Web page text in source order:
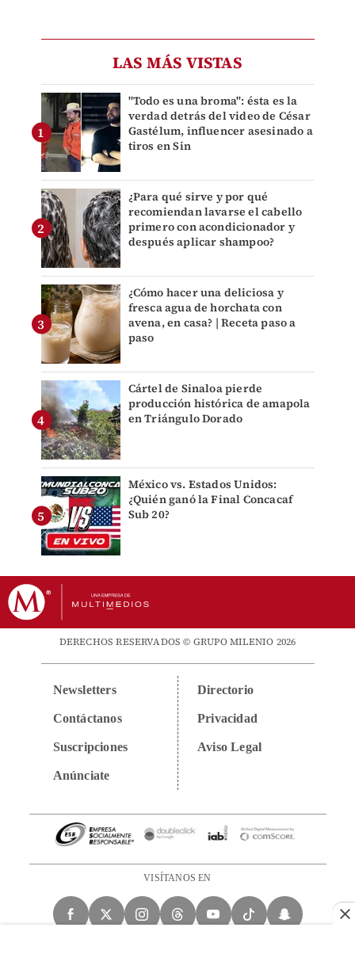
LAS MÁS VISTAS
"Todo es una broma": ésta es la
verdad detrás del video de César
Gastélum, influencer asesinado a
tiros en Sin
¿Para qué sirve y por qué
recomiendan lavarse el cabello
primero con acondicionador y
después aplicar shampoo?
¿Cómo hacer una deliciosa y
fresca agua de horchata con
avena, en casa? | Receta paso a
paso
Cártel de Sinaloa pierde
producción histórica de amapola
en Triángulo Dorado
México vs. Estados Unidos:
¿Quién ganó la Final Concacaf
Sub 20?
DERECHOS RESERVADOS © GRUPO MILENIO 2026
Newsletters
Contáctanos
Suscripciones
Anúnciate
Directorio
Privacidad
Aviso Legal
VISÍTANOS EN